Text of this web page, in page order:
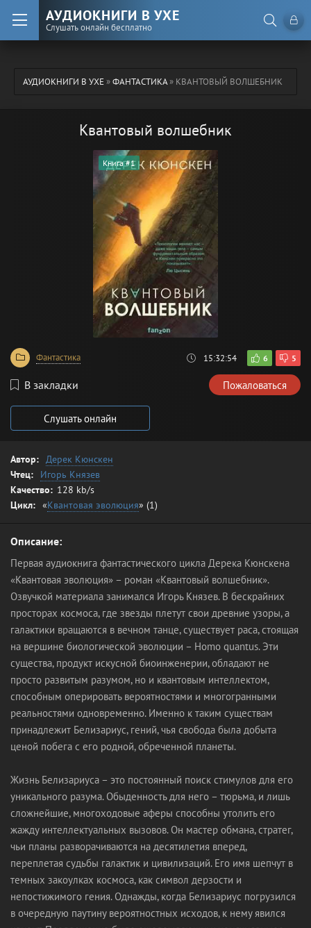
АУДИОКНИГИ В УХЕ
Слушать онлайн бесплатно
АУДИОКНИГИ В УХЕ»ФАНТАСТИКА» КВАНТОВЫЙ ВОЛШЕБНИК
Квантовый волшебник
Книга #1
Фантастика 15:32:54 6 5
В закладки Пожаловаться
Слушать онлайн
Автор: Дерек Кюнскен
Чтец:
Игорь Князев
Качество: 128 kb/s
Цикл: «Квантовая эволюция» (1)
Описание:
Первая аудиокнига фантастического цикла Дерека Кюнскена
«Квантовая эволюция» – роман «Квантовый волшебник».
Озвучкой материала занимался Игорь Князев. В бескрайних
просторах космоса, где звезды плетут свои древние узоры, а
галактики вращаются в вечном танце, существует раса, стоящая
на вершине биологической эволюции – Homo quantus. Эти
существа, продукт искусной биоинженерии, обладают не
просто развитым разумом, но и квантовым интеллектом,
способным оперировать вероятностями и многогранными
реальностями одновременно. Именно к таким существам
принадлежит Белизариус, гений, чья свобода была добыта
ценой побега с его родной, обреченной планеты.
Жизнь Белизариуса – это постоянный поиск стимулов для его
уникального разума. Обыденность для него – тюрьма, и лишь
сложнейшие, многоходовые аферы способны утолить его
жажду интеллектуальных вызовов. Он мастер обмана, стратег,
чьи планы разворачиваются на десятилетия вперед,
переплетая судьбы галактик и цивилизаций. Его имя шепчут в
темных закоулках космоса, как символ дерзости и
непостижимого гения. Однажды, когда Белизариус погрузился
в очередную паутину вероятностных исходов, к нему явился